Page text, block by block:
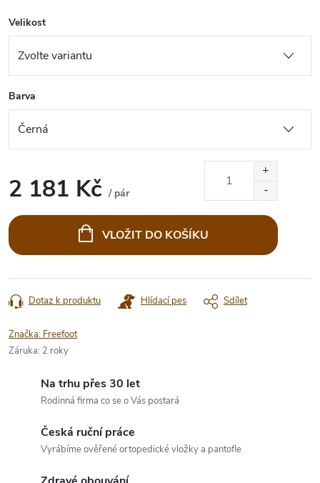
Velikost
Barva
2 181 Kč / pár
cena:
VLOŽIT DO KOŠÍKU
Dotaz k produktu Hlídací pes Sdílet
Značka: Freefoot
Záruka: 2 roky
Na trhu přes 30 let
Rodinná firma co se o Vás postará
Česká ruční práce
Vyrábíme ověřené ortopedické vložky a pantofle